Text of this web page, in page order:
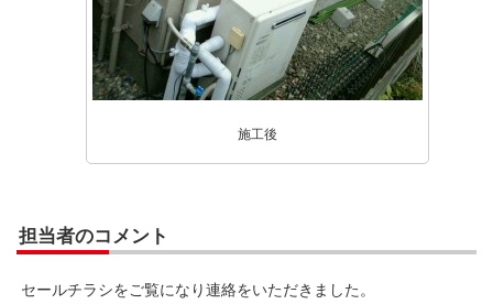
施工後
担当者のコメント
セールチラシをご覧になり連絡をいただきました。